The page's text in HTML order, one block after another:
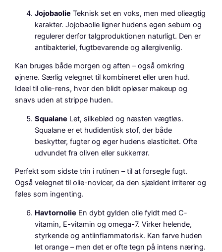
Jojobaolie Teknisk set en voks, men med olieagtig
karakter. Jojobaolie ligner hudens egen sebum og
regulerer derfor talgproduktionen naturligt. Den er
antibakteriel, fugtbevarende og allergivenlig.
Kan bruges både morgen og aften – også omkring
øjnene. Særlig velegnet til kombineret eller uren hud.
Ideel til olie-rens, hvor den blidt opløser makeup og
snavs uden at strippe huden.
Squalane Let, silkeblød og næsten vægtløs.
Squalane er et hudidentisk stof, der både
beskytter, fugter og øger hudens elasticitet. Ofte
udvundet fra oliven eller sukkerrør.
Perfekt som sidste trin i rutinen – til at forsegle fugt.
Også velegnet til olie-novicer, da den sjældent irriterer og
føles som ingenting.
Havtornolie En dybt gylden olie fyldt med C-
vitamin, E-vitamin og omega-7. Virker helende,
styrkende og antiinflammatorisk. Kan farve huden
let orange – men det er ofte tegn på intens næring.